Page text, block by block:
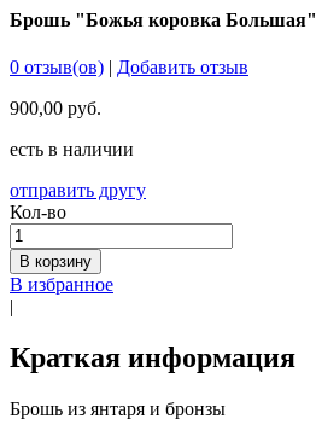
Брошь "Божья коровка Большая"
0 отзыв(ов) | Добавить отзыв
900,00 руб.
есть в наличии
отправить другу
Кол-во
В корзину
В избранное
|
Краткая информация
Брошь из янтаря и бронзы